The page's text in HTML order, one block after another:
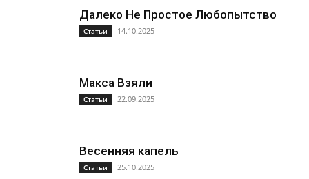
Далеко Не Простое Любопытство
Статьи 14.10.2025
Макса Взяли
Статьи 22.09.2025
Весенняя капель
Статьи 25.10.2025